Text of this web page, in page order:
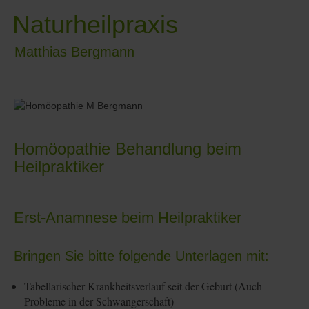
Naturheilpraxis
Matthias Bergmann
Homöopathie Behandlung beim
Heilpraktiker
Erst-Anamnese beim Heilpraktiker
Bringen Sie bitte folgende Unterlagen mit:
Tabellarischer Krankheitsverlauf seit der Geburt (Auch
Probleme in der Schwangerschaft)